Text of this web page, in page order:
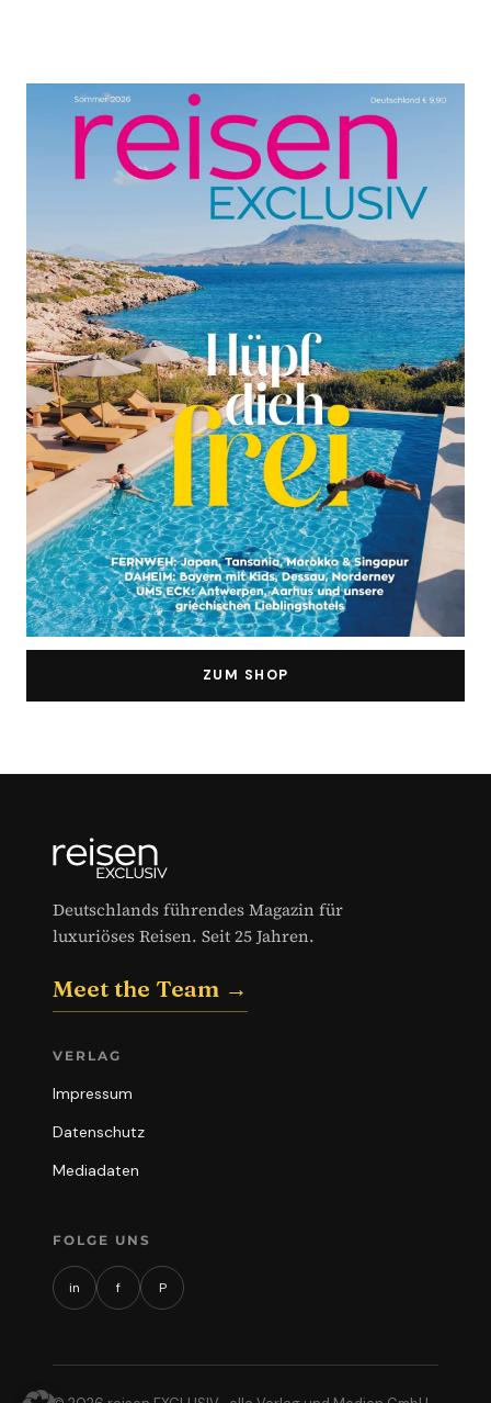
ZUM SHOP
Deutschlands führendes Magazin für
luxuriöses Reisen. Seit 25 Jahren.
Meet the Team →
VERLAG
Impressum
Datenschutz
Mediadaten
FOLGE UNS
in f P